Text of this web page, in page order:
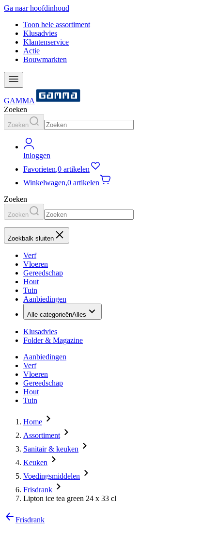
Ga naar hoofdinhoud
Toon hele assortiment
Klusadvies
Klantenservice
Actie
Bouwmarkten
GAMMA
Zoeken
Zoeken
Inloggen
Favorieten,0 artikelen
Winkelwagen,0 artikelen
Zoeken
Zoeken
Zoekbalk sluiten
Verf
Vloeren
Gereedschap
Hout
Tuin
Aanbiedingen
Alle categorieënAlles
Klusadvies
Folder & Magazine
Aanbiedingen
Verf
Vloeren
Gereedschap
Hout
Tuin
Home
Assortiment
Sanitair & keuken
Keuken
Voedingsmiddelen
Frisdrank
Lipton ice tea green 24 x 33 cl
Frisdrank